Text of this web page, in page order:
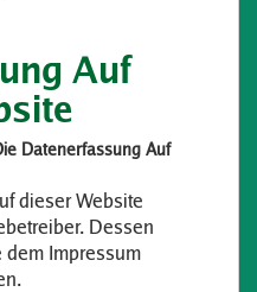
Auf
Datenerfassung Auf
dieser Website
Dessen
dem Impressum